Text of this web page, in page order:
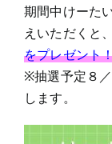
期間中けーた
えいただくと、
をプレゼント
※抽選予定８
します。